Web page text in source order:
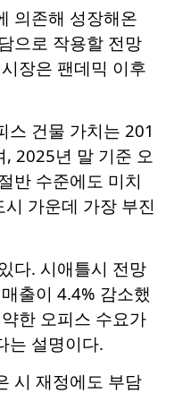
의존해 성장해온
으로 작용할 전망
장은 팬데믹 이후
스 건물 가치는 201
2025년 말 기준 오
반 수준에도 미치
가운데 가장 부진
다. 시애틀시 전망
출이 4.4% 감소했
한 오피스 수요가
는 설명이다.
시 재정에도 부담